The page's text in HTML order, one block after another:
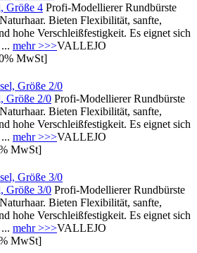
Größe 4 Profi-Modellierer Rundbürste
Bieten Flexibilität, sanfte,
hohe Verschleißfestigkeit. Es eignet sich
mehr >>>VALLEJO
MwSt]
Größe 2/0 Profi-Modellierer Rundbürste
Bieten Flexibilität, sanfte,
hohe Verschleißfestigkeit. Es eignet sich
mehr >>>VALLEJO
MwSt]
Größe 3/0 Profi-Modellierer Rundbürste
Bieten Flexibilität, sanfte,
hohe Verschleißfestigkeit. Es eignet sich
mehr >>>VALLEJO
MwSt]